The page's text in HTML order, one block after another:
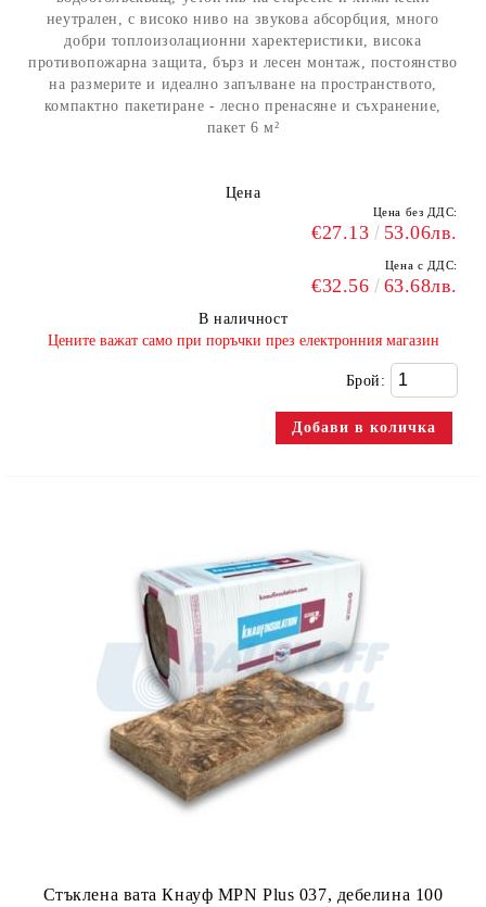
неутрален, с високо ниво на звукова абсорбция, много
добри топлоизолационни харектеристики, висока
противопожарна защита, бърз и лесен монтаж, постоянство
на размерите и идеално запълване на пространството,
компактно пакетиране - лесно пренасяне и съхранение,
пакет 6 м²
Цена
Цена без ДДС:
€27.13 53.06лв.
Цена с ДДС:
€32.56 63.68лв.
В наличност
​Цените важат само при поръчки през електронния магазин
Брой:
Стъклена вата Кнауф MPN Plus 037, дебелина 100